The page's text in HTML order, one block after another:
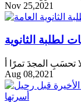
Nov 25,2021
Aug 08,2021